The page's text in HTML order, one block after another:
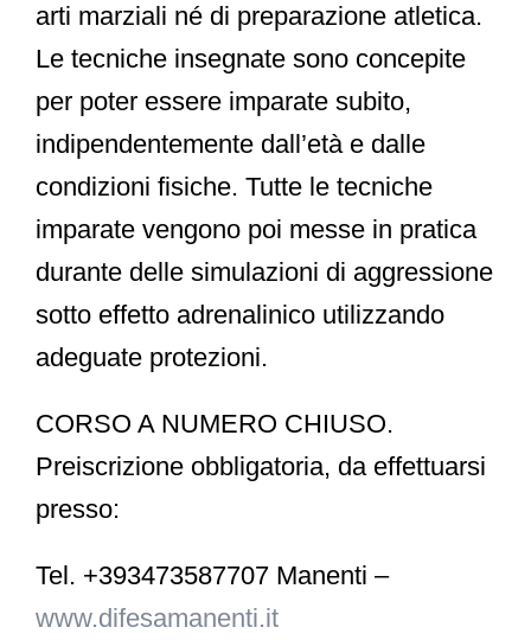
arti marziali né di preparazione atletica.
Le tecniche insegnate sono concepite
per poter essere imparate subito,
indipendentemente dall’età e dalle
condizioni fisiche. Tutte le tecniche
imparate vengono poi messe in pratica
durante delle simulazioni di aggressione
sotto effetto adrenalinico utilizzando
adeguate protezioni.
CORSO A NUMERO CHIUSO.
Preiscrizione obbligatoria, da effettuarsi
presso:
Tel. +393473587707 Manenti –
www.difesamanenti.it